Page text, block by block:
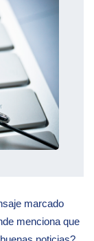
marcado
menciona que